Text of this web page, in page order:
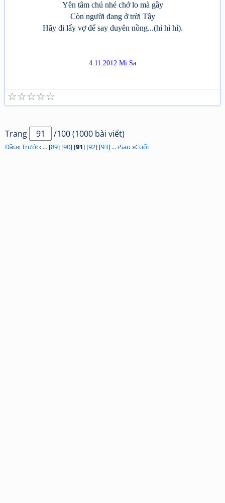
Yên tâm chú nhé chớ lo mà gầy
Còn người đang ở trời Tây
Hãy đi lấy vợ để say duyên nồng...(hì hì hì).
4.11.2012 Mi Sa
☆
☆
☆
☆
☆
Trang /100 (1000 bài viết)
Đầu«Trước‹ ... [89] [90] [91] [92] [93] ... ›Sau »Cuối